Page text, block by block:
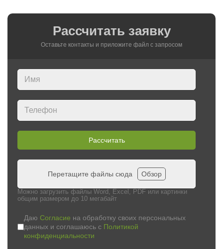
Рассчитать заявку
Оставьте контакты и приложите файл c запросом
Рассчитать
Перетащите файлы сюда Обзор
Можно загрузить файлы Word, Excel, PDF или картинки
общим размером до 10 мегабайт
Даю Согласие на обработку своих персональных
данных и соглашаюсь с Политикой
конфиденциальности